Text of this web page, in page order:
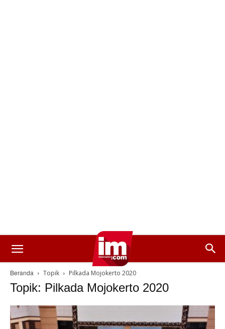
Beranda Topik Pilkada Mojokerto 2020
Topik: Pilkada Mojokerto 2020